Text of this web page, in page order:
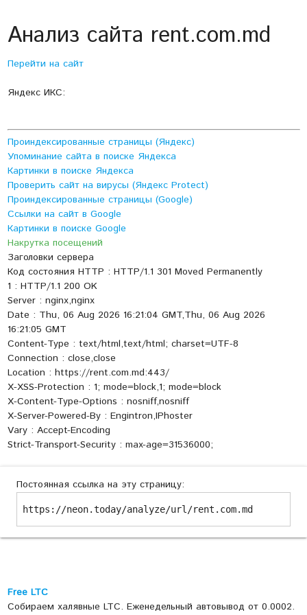
Анализ сайта rent.com.md
Перейти на сайт
Яндекс ИКС:
Проиндексированные страницы (Яндекс)
Упоминание сайта в поиске Яндекса
Картинки в поиске Яндекса
Проверить сайт на вирусы (Яндекс Protect)
Проиндексированные страницы (Google)
Ссылки на сайт в Google
Картинки в поиске Google
Накрутка посещений
Заголовки сервера
Код состояния HTTP : HTTP/1.1 301 Moved Permanently
1 : HTTP/1.1 200 OK
Server : nginx,nginx
Date : Thu, 06 Aug 2026 16:21:04 GMT,Thu, 06 Aug 2026
16:21:05 GMT
Content-Type : text/html,text/html; charset=UTF-8
Connection : close,close
Location : https://rent.com.md:443/
X-XSS-Protection : 1; mode=block,1; mode=block
X-Content-Type-Options : nosniff,nosniff
X-Server-Powered-By : Engintron,IPhoster
Vary : Accept-Encoding
Strict-Transport-Security : max-age=31536000;
Постоянная ссылка на эту страницу:
https://neon.today/analyze/url/rent.com.md
Free LTC
Собираем халявные LTC. Еженедельный автовывод от 0.0002.